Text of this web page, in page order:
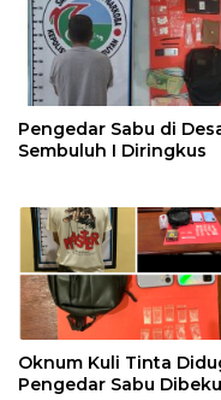
Pengedar Sabu di
Sembuluh I Diringkus
Oknum Kuli Tinta
Pengedar Sabu